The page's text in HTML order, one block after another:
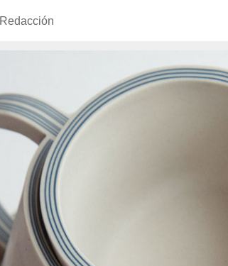
https://www.experimenta.es/author/redaccion/
Redacción